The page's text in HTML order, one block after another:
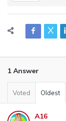
1 Answer
Voted Oldest
A16